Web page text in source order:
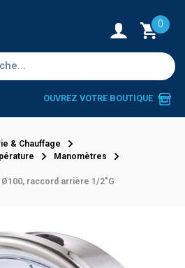
0
OUVREZ VOTRE BOUTIQUE
& Chauffage
Manomètres
raccord arrière 1/2"G